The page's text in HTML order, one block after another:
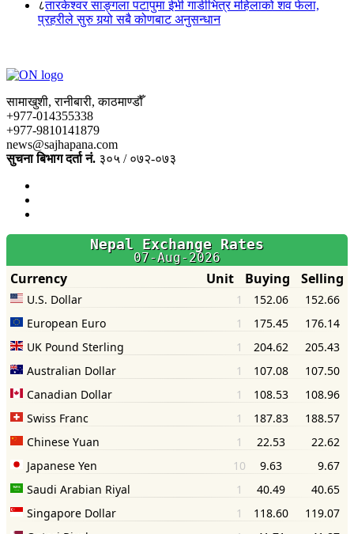
८तारकेश्वर साङ्गला पटापुमा ईभी गाडीभित्र महिलाको शव फेला,
प्रहरीले सुरु गर्‍यो सबै कोणबाट अनुसन्धान
सामाखुशी, रानीबारी, काठमाण्डौँ
+977-014355338
+977-9810141879
news@sajhapana.com
सुचना बिभाग दर्ता नं. ३०५ / ०७२-०७३